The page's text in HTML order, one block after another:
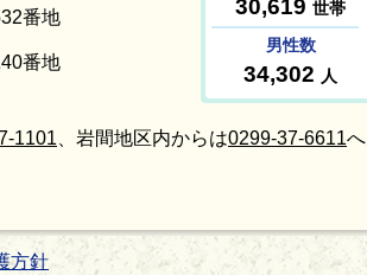
番地
番地
1101 、岩間地区内からは0299-37-6611
方針